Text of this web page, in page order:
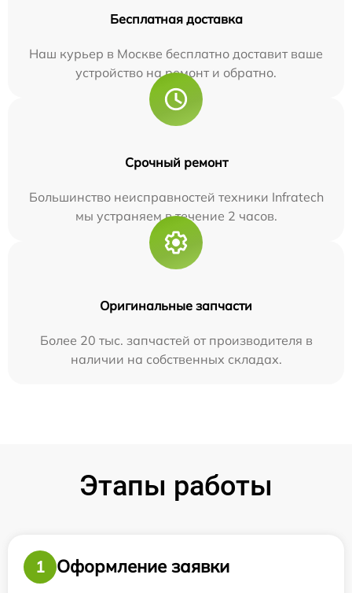
Бесплатная доставка
Наш курьер в Москве бесплатно доставит ваше
устройство на ремонт и обратно.
Срочный ремонт
Большинство неисправностей техники Infratech
мы устраняем в течение 2 часов.
Оригинальные запчасти
Более 20 тыс. запчастей от производителя в
наличии на собственных складах.
Этапы работы
1
Оформление заявки